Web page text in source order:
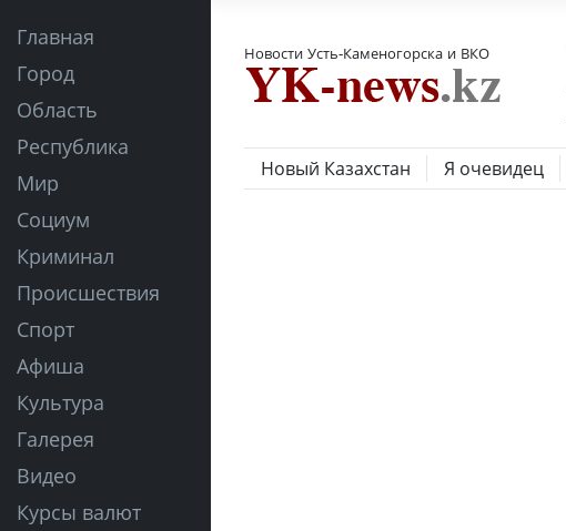
Главная
Город
Область
Республика
Мир
Социум
Криминал
Происшествия
Спорт
Афиша
Культура
Галерея
Видео
Курсы валют
Новости Усть-Каменогорска и ВКО
Новый Казахстан Я очевидец